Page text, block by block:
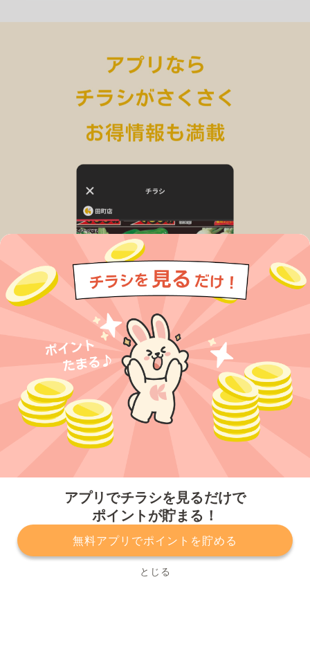
アプリでチラシを見るだけで
ポイントが貯まる！
無料アプリでポイントを貯める
とじる
プライバシーポリシー 利用規約
運営会社
サービスに関してのお問い合わせ